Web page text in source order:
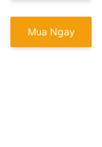
Mua Ngay